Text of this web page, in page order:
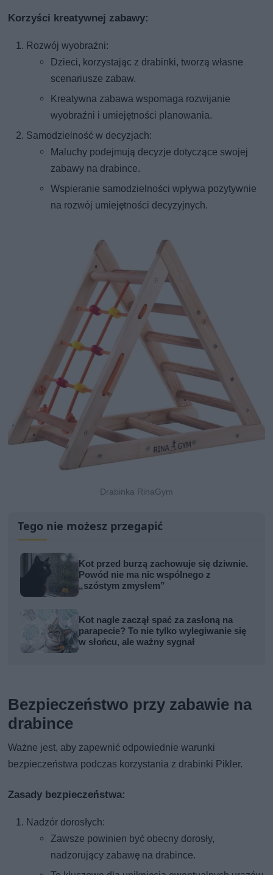
Korzyści kreatywnej zabawy:
Rozwój wyobraźni:
Dzieci, korzystając z drabinki, tworzą własne
scenariusze zabaw.
Kreatywna zabawa wspomaga rozwijanie
wyobraźni i umiejętności planowania.
Samodzielność w decyzjach:
Maluchy podejmują decyzje dotyczące swojej
zabawy na drabince.
Wspieranie samodzielności wpływa pozytywnie
na rozwój umiejętności decyzyjnych.
Drabinka RinaGym
Tego nie możesz przegapić
Kot przed burzą zachowuje się dziwnie.
Powód nie ma nic wspólnego z
„szóstym zmysłem”
Kot nagle zaczął spać za zasłoną na
parapecie? To nie tylko wylegiwanie się
w słońcu, ale ważny sygnał
Bezpieczeństwo przy zabawie na
drabince
Ważne jest, aby zapewnić odpowiednie warunki
bezpieczeństwa podczas korzystania z drabinki Pikler.
Zasady bezpieczeństwa:
Nadzór dorosłych:
Zawsze powinien być obecny dorosły,
nadzorujący zabawę na drabince.